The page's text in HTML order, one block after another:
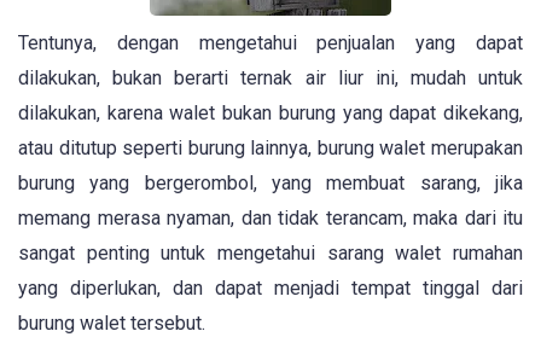
Tentunya, dengan mengetahui penjualan yang dapat
dilakukan, bukan berarti ternak air liur ini, mudah untuk
dilakukan, karena walet bukan burung yang dapat dikekang,
atau ditutup seperti burung lainnya, burung walet merupakan
burung yang bergerombol, yang membuat sarang, jika
memang merasa nyaman, dan tidak terancam, maka dari itu
sangat penting untuk mengetahui sarang walet rumahan
yang diperlukan, dan dapat menjadi tempat tinggal dari
burung walet tersebut.